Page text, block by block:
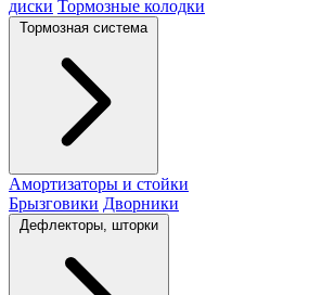
диски Тормозные колодки
Тормозная система
Амортизаторы и стойки
Брызговики Дворники
Дефлекторы, шторки